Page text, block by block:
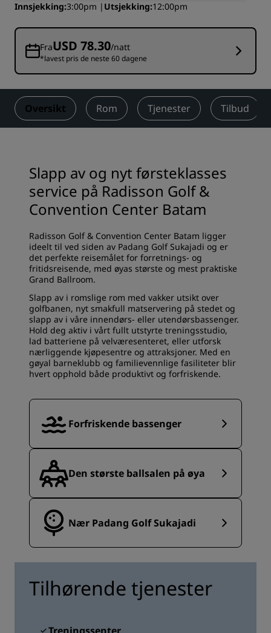
Innsjekking 3:00pm Utsjekking 12:00pm
FraUSD 78.30/natt
*lavest pris de neste 60 dagene
Oversikt Rom Tjenester Tilbud
Slapp av og nyt førsteklasses
service på Radisson Golf &
Convention Center Batam
Radisson Golf & Convention Center Batam ligger
ideelt til ved siden av Padang Golf Sukajadi og er
det perfekte reisemålet for forretnings- og
fritidsreisende, med øyas største og mest praktiske
Grand Ballroom.
Slapp av i romslige rom med vakker utsikt over
golfbanen, nyt smakfull matservering på stedet og
slapp av i våre innendørs- eller utendørsbassenger.
Hold deg aktiv i vårt fullt utstyrte treningsstudio,
lad batteriene på velværesenteret, eller utforsk
nærliggende kjøpesentre og attraksjoner. Med en
gøyal barneklubb og familievennlige fasiliteter blir
hvert opphold både produktivt og forfriskende.
Forfriskende bassenger
Den største ballsalen på øya
Nær Padang Golf Sukajadi
Tilhørende tjenester